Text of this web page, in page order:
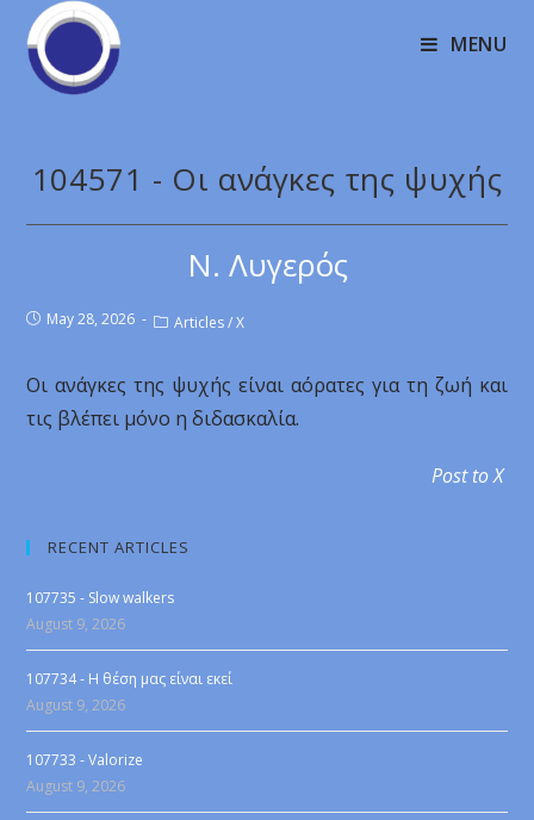
MENU
104571 - Οι ανάγκες της ψυχής
Ν. Λυγερός
May 28, 2026 Articles / X
Οι ανάγκες της ψυχής είναι αόρατες για τη ζωή και
τις βλέπει μόνο η διδασκαλία.
Post to X
RECENT ARTICLES
107735 - Slow walkers
August 9, 2026
107734 - Η θέση μας είναι εκεί
August 9, 2026
107733 - Valorize
August 9, 2026